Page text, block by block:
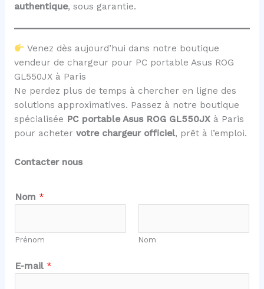
authentique, sous garantie.
Venez dès aujourd’hui dans notre boutique
vendeur de chargeur pour PC portable Asus ROG
GL550JX à Paris
Ne perdez plus de temps à chercher en ligne des
solutions approximatives. Passez à notre boutique
spécialisée PC portable Asus ROG GL550JXà Paris
pour acheter votre chargeur officiel, prêt à l’emploi.
Contacter nous
*
N
m
o
m
Nom *
Prénom Nom
E-mail *